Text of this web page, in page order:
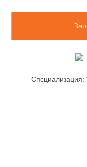
Специализация: